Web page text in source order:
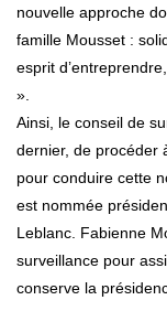
nouvelle approche
famille Mousset :
esprit
».
Ainsi, le conseil de
dernier, de procéder
pour conduire cette
est nommée
Leblanc. Fabienne
surveillance pour
conserve la